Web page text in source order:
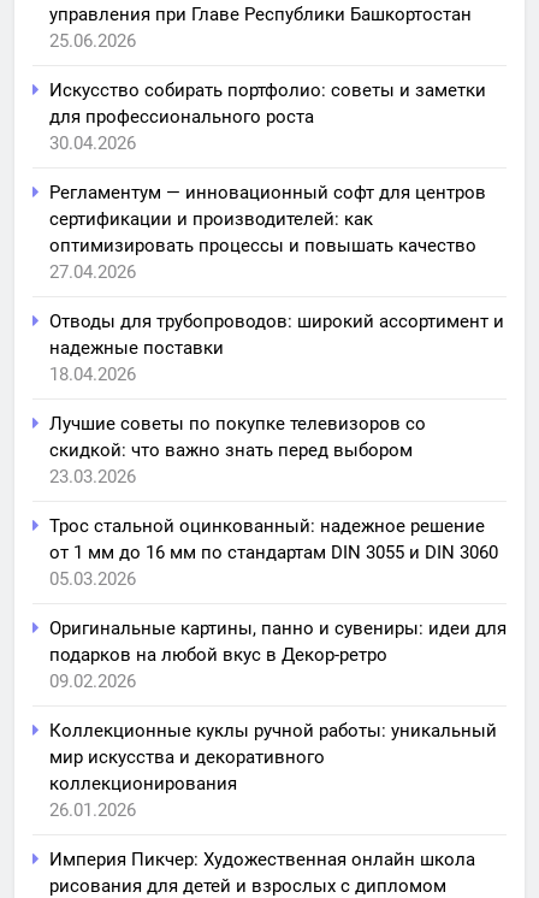
управления при Главе Республики Башкортостан
25.06.2026
Искусство собирать портфолио: советы и заметки
для профессионального роста
30.04.2026
Регламентум — инновационный софт для центров
сертификации и производителей: как
оптимизировать процессы и повышать качество
27.04.2026
Отводы для трубопроводов: широкий ассортимент и
надежные поставки
18.04.2026
Лучшие советы по покупке телевизоров со
скидкой: что важно знать перед выбором
23.03.2026
Трос стальной оцинкованный: надежное решение
от 1 мм до 16 мм по стандартам DIN 3055 и DIN 3060
05.03.2026
Оригинальные картины, панно и сувениры: идеи для
подарков на любой вкус в Декор-ретро
09.02.2026
Коллекционные куклы ручной работы: уникальный
мир искусства и декоративного
коллекционирования
26.01.2026
Империя Пикчер: Художественная онлайн школа
рисования для детей и взрослых с дипломом